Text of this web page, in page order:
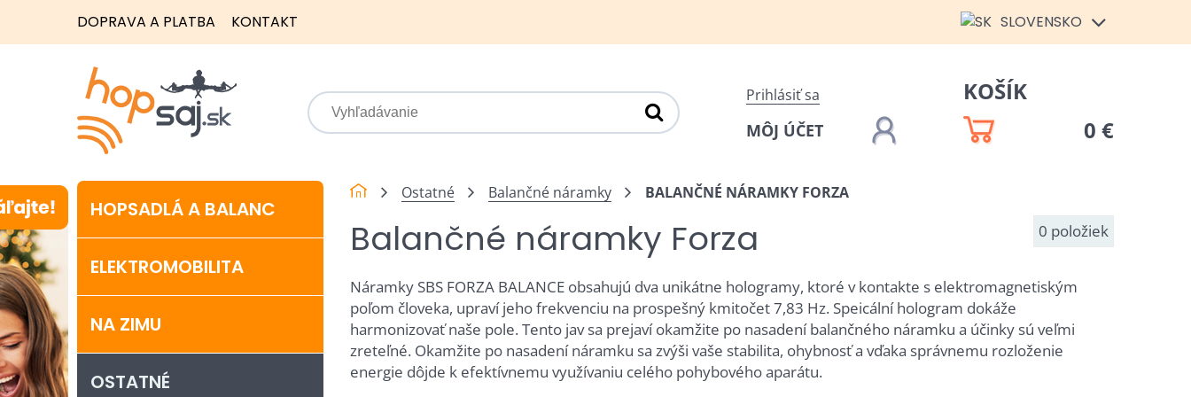
DOPRAVA A PLATBA KONTAKT SLOVENSKO
Prihlásiť sa
MÔJ ÚČET
KOŠÍK
0 €
HOPSADLÁ A BALANC
ELEKTROMOBILITA
NA ZIMU
OSTATNÉ
Ostatné Balančné náramky BALANČNÉ NÁRAMKY FORZA
Balančné náramky Forza 0 položiek
Náramky SBS FORZA BALANCE obsahujú dva unikátne hologramy, ktoré v kontakte s elektromagnetiským
poľom človeka, upraví jeho frekvenciu na prospešný kmitočet 7,83 Hz. Speicální hologram dokáže
harmonizovať naše pole. Tento jav sa prejaví okamžite po nasadení balančného náramku a účinky sú veľmi
zreteľné. Okamžite po nasadení náramku sa zvýši vaše stabilita, ohybnosť a vďaka správnemu rozloženie
energie dôjde k efektívnemu využívaniu celého pohybového aparátu.